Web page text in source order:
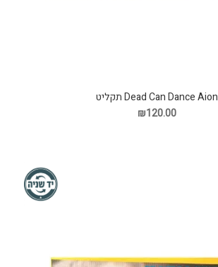
Dead Can Dance Aion תקליט
₪120.00